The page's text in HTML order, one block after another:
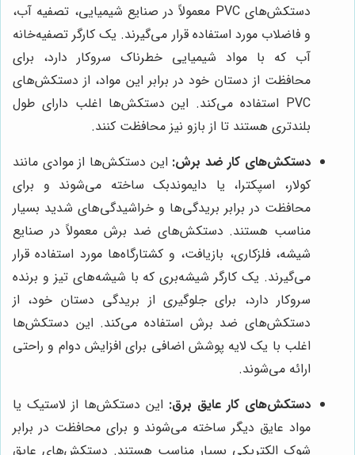
دستکش‌های PVC معمولاً در صنایع شیمیایی، تصفیه آب،
و فاضلاب مورد استفاده قرار می‌گیرند. یک کارگر تصفیه‌خانه
آب که با مواد شیمیایی خطرناک سروکار دارد، برای
محافظت از دستان خود در برابر این مواد، از دستکش‌های
PVC استفاده می‌کند. این دستکش‌ها اغلب دارای طول
بلندتری هستند تا از بازو نیز محافظت کنند.
دستکش‌های کار ضد برش: این دستکش‌ها از موادی مانند
کولار، اسپکترا، یا دایموندبک ساخته می‌شوند و برای
محافظت در برابر بریدگی‌ها و خراشیدگی‌های شدید بسیار
مناسب هستند. دستکش‌های ضد برش معمولاً در صنایع
شیشه، فلزکاری، بازیافت، و کشتارگاه‌ها مورد استفاده قرار
می‌گیرند. یک کارگر شیشه‌بری که با شیشه‌های تیز و برنده
سروکار دارد، برای جلوگیری از بریدگی دستان خود، از
دستکش‌های ضد برش استفاده می‌کند. این دستکش‌ها
اغلب با یک لایه پوشش اضافی برای افزایش دوام و راحتی
ارائه می‌شوند.
دستکش‌های کار عایق برق: این دستکش‌ها از لاستیک یا
مواد عایق دیگر ساخته می‌شوند و برای محافظت در برابر
شوک الکتریکی بسیار مناسب هستند. دستکش‌های عایق